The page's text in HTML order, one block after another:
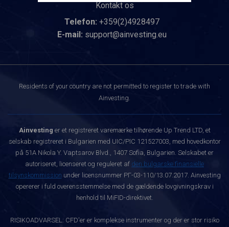
Kontakt os
Telefon: +359(2)4928497
E-mail: support@ainvesting.eu
Residents of your country are not permitted to register to trade with
Ainvesting.
Ainvesting er et registreret varemærke tilhørende Up Trend LTD, et
selskab registreret i Bulgarien med UIC/PIC 121527003, med hovedkontor
på 51A Nikola Y. Vaptsarov Blvd., 1407 Sofia, Bulgarien. Selskabet er
autoriseret, licenseret og reguleret af den bulgarske finansielle
tilsynskommission under licensnummer РГ-03-110/13.07.2017. Ainvesting
opererer i fuld overensstemmelse med de gældende lovgivningskrav i
henhold til MiFID-direktivet.
RISIKOADVARSEL: CFD'er er komplekse instrumenter og der er stor risiko